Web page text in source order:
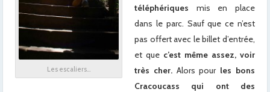
Les escaliers…
téléphériques mis en place
dans le parc. Sauf que ce n’est
pas offert avec le billet d’entrée,
et que c’est même assez, voir
très cher.Alors pour les bons
Cracoucass qui ont des